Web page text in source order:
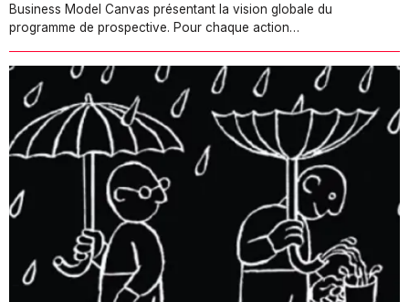
Business Model Canvas présentant la vision globale du
programme de prospective. Pour chaque action…